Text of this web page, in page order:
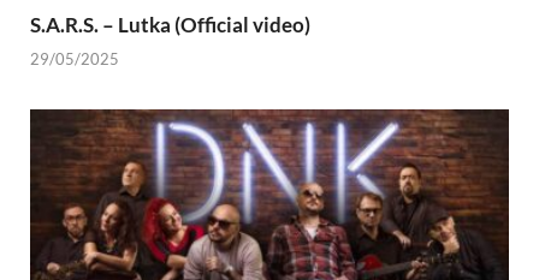
S.A.R.S. – Lutka (Official video)
29/05/2025